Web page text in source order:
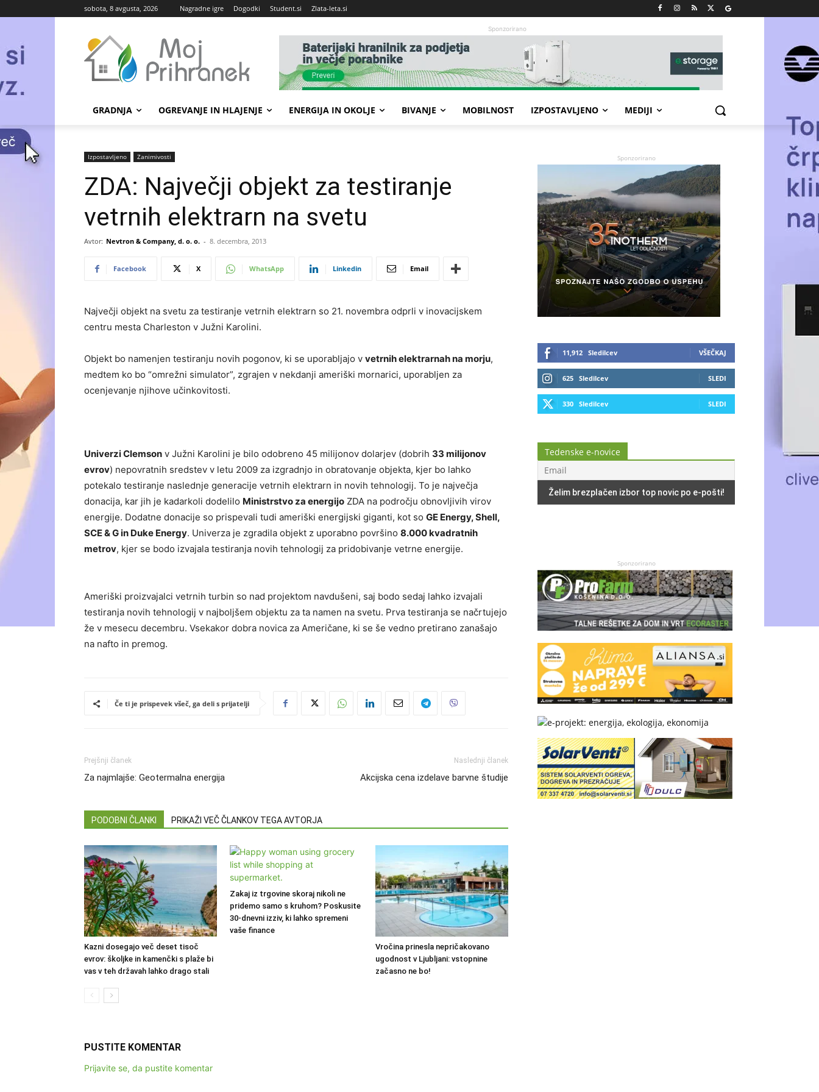
sobota, 8 avgusta, 2026 Nagradne igre Dogodki Student.si Zlata-leta.si
Sponzorirano
GRADNJA OGREVANJE IN HLAJENJE ENERGIJA IN OKOLJE BIVANJE MOBILNOST IZPOSTAVLJENO MEDIJI
Izpostavljeno Zanimivosti
ZDA: Največji objekt za testiranje
vetrnih elektrarn na svetu
Avtor: Nevtron & Company, d. o. o. - 8. decembra, 2013
Facebook X WhatsApp Linkedin Email
Največji objekt na svetu za testiranje vetrnih elektrarn so 21. novembra odprli v inovacijskem
centru mesta Charleston v Južni Karolini.
Objekt bo namenjen testiranju novih pogonov, ki se uporabljajo v vetrnih elektrarnah na morju,
medtem ko bo “omrežni simulator”, zgrajen v nekdanji ameriški mornarici, uporabljen za
ocenjevanje njihove učinkovitosti.
Univerzi Clemson v Južni Karolini je bilo odobreno 45 milijonov dolarjev (dobrih 33 milijonov
evrov) nepovratnih sredstev v letu 2009 za izgradnjo in obratovanje objekta, kjer bo lahko
potekalo testiranje naslednje generacije vetrnih elektrarn in novih tehnologij. To je največja
donacija, kar jih je kadarkoli dodelilo Ministrstvo za energijo ZDA na področju obnovljivih virov
energije. Dodatne donacije so prispevali tudi ameriški energijski giganti, kot so GE Energy, Shell,
SCE & G in Duke Energy. Univerza je zgradila objekt z uporabno površino 8.000 kvadratnih
metrov, kjer se bodo izvajala testiranja novih tehnologij za pridobivanje vetrne energije.
Ameriški proizvajalci vetrnih turbin so nad projektom navdušeni, saj bodo sedaj lahko izvajali
testiranja novih tehnologij v najboljšem objektu za ta namen na svetu. Prva testiranja se načrtujejo
že v mesecu decembru. Vsekakor dobra novica za Američane, ki se še vedno pretirano zanašajo
na nafto in premog.
Če ti je prispevek všeč, ga deli s prijatelji
Prejšnji članek
Za najmlajše: Geotermalna energija
Naslednji članek
Akcijska cena izdelave barvne študije
PODOBNI ČLANKI PRIKAŽI VEČ ČLANKOV TEGA AVTORJA
Kazni dosegajo več deset tisoč
evrov: školjke in kamenčki s plaže bi
vas v teh državah lahko drago stali
Zakaj iz trgovine skoraj nikoli ne
pridemo samo s kruhom? Poskusite
30-dnevni izziv, ki lahko spremeni
vaše finance
Vročina prinesla nepričakovano
ugodnost v Ljubljani: vstopnine
začasno ne bo!
PUSTITE KOMENTAR
Prijavite se, da pustite komentar
Sponzorirano
11,912 Sledilcev VŠEČKAJ
625 Sledilcev SLEDI
330 Sledilcev SLEDI
Tedenske e-novice
Sponzorirano